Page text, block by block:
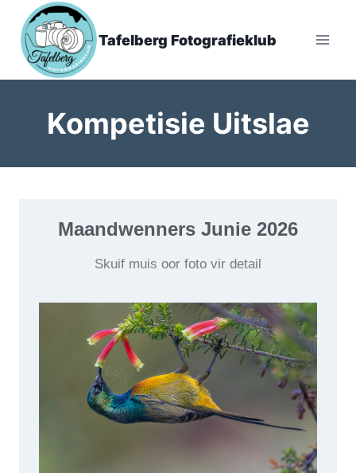
Tafelberg Fotografieklub
Kompetisie Uitslae
Maandwenners Junie 2026
Skuif muis oor foto vir detail